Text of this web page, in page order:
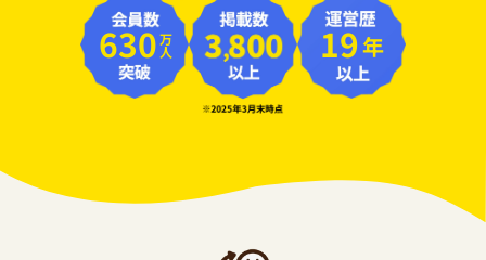
630万人 19年